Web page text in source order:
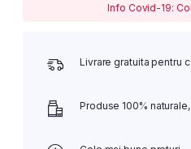
Info Covid-19:
Livrare gratuita pentru
Produse 100%